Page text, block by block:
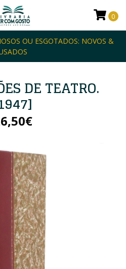
OU ESGOTADOS: NOVOS &
0
DE TEATRO.